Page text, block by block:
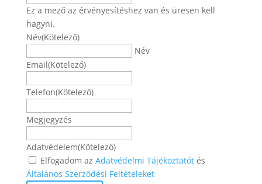
Ez a mező az érvényesítéshez van és üresen kell
hagyni.
Név(Kötelező)
Név
Email(Kötelező)
Telefon(Kötelező)
Megjegyzés
Adatvédelem(Kötelező)
Elfogadom az Adatvédelmi Tájékoztatótés
Általános Szerződési Feltételeket